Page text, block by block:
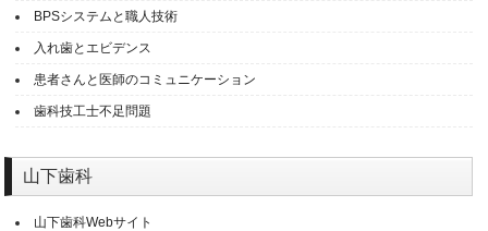
BPSシステムと職人技術
入れ歯とエビデンス
患者さんと医師のコミュニケーション
歯科技工士不足問題
山下歯科
山下歯科Webサイト